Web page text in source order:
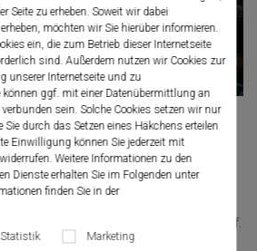
Seite zu erheben. Soweit wir dabei
möchten wir Sie hierüber informieren.
ein, die zum Betrieb dieser Internetseite
sind. Außerdem nutzen wir Cookies zur
unserer Internetseite und zu
können ggf. mit einer Datenübermittlung an
sein. Solche Cookies setzen wir nur
durch das Setzen eines Häkchens erteilen
Einwilligung können Sie jederzeit mit
Weitere Informationen zu den
Dienste erhalten Sie im Folgenden unter
finden Sie in der
Statistik Marketing
der erste Masterclass Workshop "BPS
Enukleation der Prostata
Klinik Barmbek in Hamburg statt.
führen die beiden Experten Herr Prof.
Herr Dr. med. Dr. habil. Christopher